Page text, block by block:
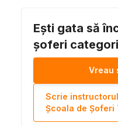
Ești gata să
șoferi
Vreau
Scrie
Școala de Șoferi